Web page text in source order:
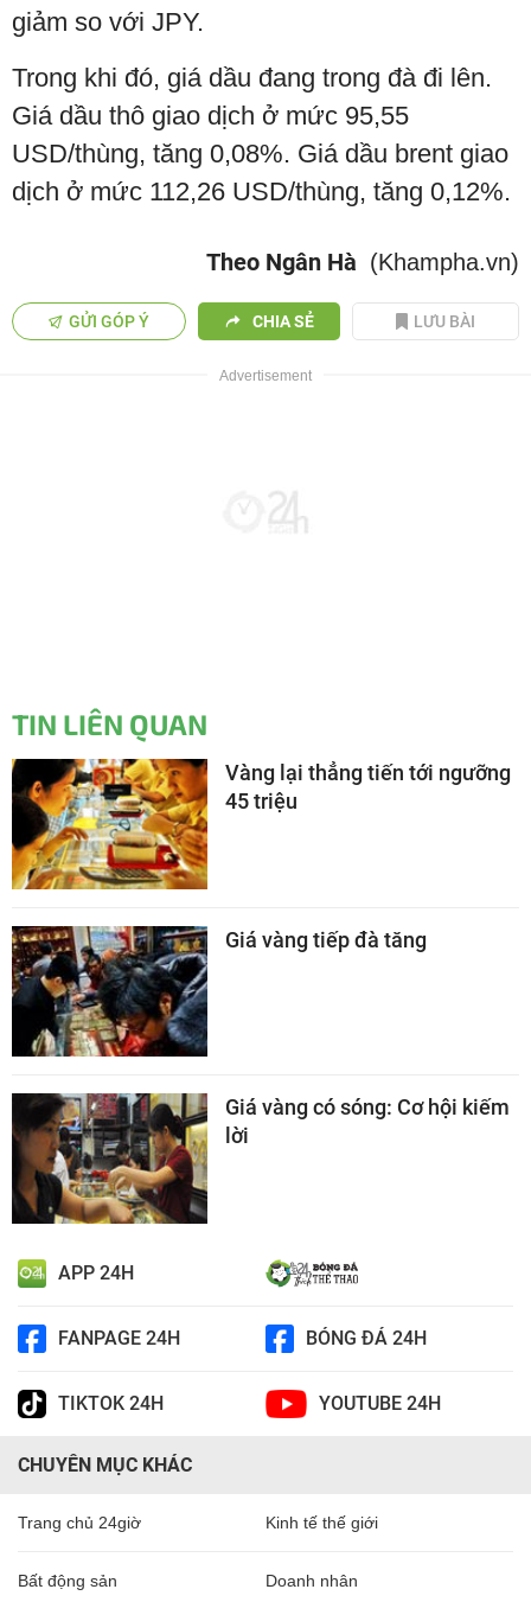
giảm so với JPY.
Trong khi đó, giá dầu đang trong đà đi lên.
Giá dầu thô giao dịch ở mức 95,55
USD/thùng, tăng 0,08%. Giá dầu brent giao
dịch ở mức 112,26 USD/thùng, tăng 0,12%.
Theo Ngân Hà (Khampha.vn)
GỬI GÓP Ý CHIA SẺ LƯU BÀI
TIN LIÊN QUAN
Vàng lại thẳng tiến tới ngưỡng
45 triệu
Giá vàng tiếp đà tăng
Giá vàng có sóng: Cơ hội kiếm
lời
APP 24H
FANPAGE 24H BÓNG ĐÁ 24H
TIKTOK 24H YOUTUBE 24H
CHUYÊN MỤC KHÁC
Trang chủ 24giờ Kinh tế thế giới
Bất động sản Doanh nhân